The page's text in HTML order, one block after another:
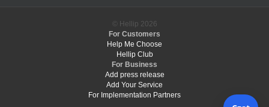
© Hellip 2026
For Customers
Help Me Choose
Hellip Club
For Business
Add press release
Add Your Service
For Implementation Partners